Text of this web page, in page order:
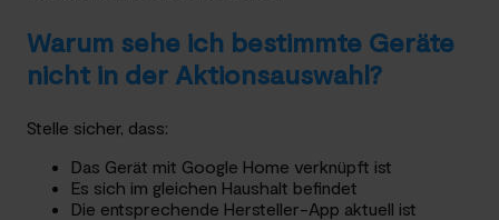
Warum sehe ich bestimmte Geräte
nicht in der Aktionsauswahl?
Stelle sicher, dass:
Das Gerät mit Google Home verknüpft ist
Es sich im gleichen Haushalt befindet
Die entsprechende Hersteller-App aktuell ist